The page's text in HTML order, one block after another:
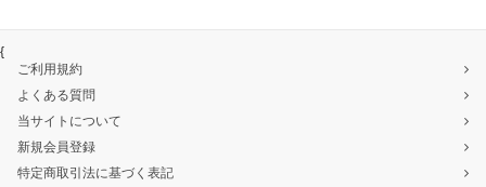
{
ご利用規約
よくある質問
当サイトについて
新規会員登録
特定商取引法に基づく表記